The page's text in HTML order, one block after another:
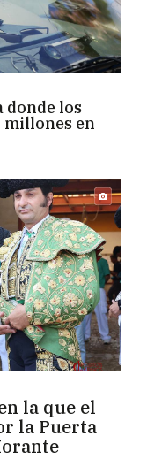
donde los
millones en
la que el
la Puerta